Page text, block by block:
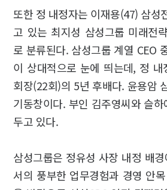
또한 정 내정자는 이재용(47) 삼성
고 있는 최지성 삼성그룹 미래전
로 분류된다. 삼성그룹 계열 CEO
이 상대적으로 눈에 띄는데, 정
회장(22회)의 5년 후배다. 윤용암
기동창이다. 부인 김주영씨와 슬하
두고 있다.
삼성그룹은 정유성 사장 내정 배
서의 풍부한 업무경험과 경영 안